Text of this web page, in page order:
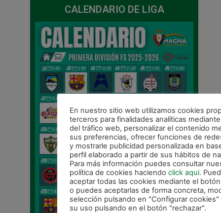
CALENDARIO DE LIGA
En nuestro sitio web utilizamos cookies
terceros para finalidades analíticas
del tráfico web, personalizar el contenido
sus preferencias, ofrecer funciones de
y mostrarle publicidad personalizada en
perfil elaborado a partir de sus hábitos de
Para más información puedes consultar
política de cookies haciendo click aqui.
aceptar todas las cookies mediante el botón
o puedes aceptarlas de forma concreta,
selección pulsando en "Configurar cookies"
su uso pulsando en el botón "rechazar".